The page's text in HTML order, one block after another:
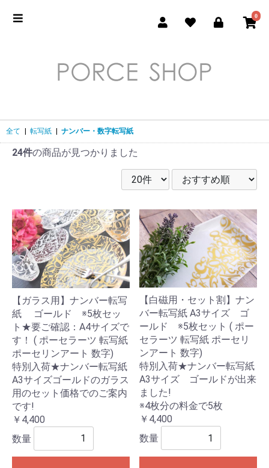
0
全て 転写紙 ナンバー・数字転写紙
24件の商品が見つかりました
【ガラス用】ナンバー転写
紙 ゴールド ※5枚セッ
ト★要ご確認：A4サイズで
す！ ( ポーセラーツ 転写紙
ポーセリンアート 数字)
特別入荷★ナンバー転写紙
A3サイズゴールドのガラス
用のセット価格でのご案内
です!
￥4,400
数量
【白磁用・セット割】ナン
バー転写紙 A3サイズ ゴ
ールド ※5枚セット ( ポー
セラーツ 転写紙 ポーセリ
ンアート 数字)
特別入荷★ナンバー転写紙
A3サイズ ゴールドが出来
ました!
※4枚分の料金で5枚
￥4,400
数量